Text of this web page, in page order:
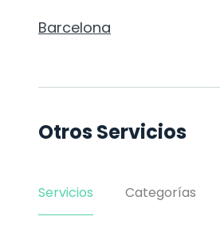
Barcelona
Otros Servicios
Servicios Categorías